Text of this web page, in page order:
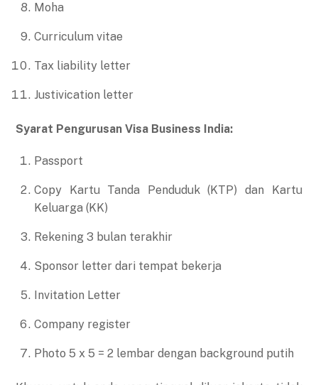
Moha
Curriculum vitae
Tax liability letter
Justivication letter
Syarat Pengurusan Visa Business India:
Passport
Copy Kartu Tanda Penduduk (KTP) dan Kartu
Keluarga (KK)
Rekening 3 bulan terakhir
Sponsor letter dari tempat bekerja
Invitation Letter
Company register
Photo 5 x 5 = 2 lembar dengan background putih